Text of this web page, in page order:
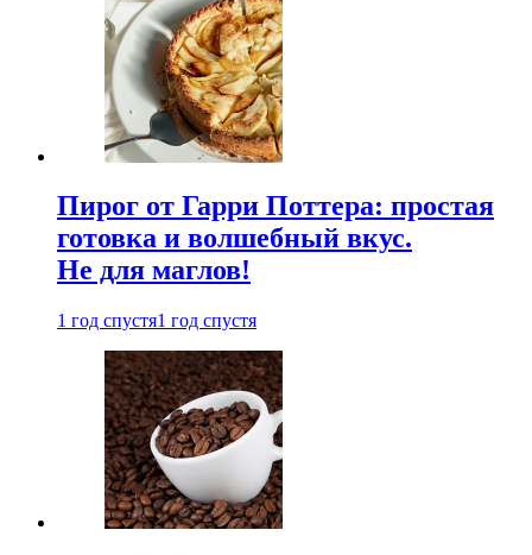
Пирог от Гарри Поттера: простая
готовка и волшебный вкус.
Не для маглов!
1 год спустя1 год спустя